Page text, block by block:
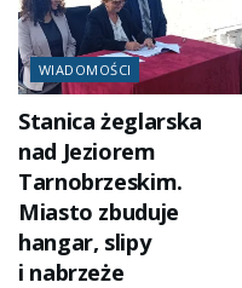
WIADOMOŚCI
Stanica żeglarska
nad Jeziorem
Tarnobrzeskim.
Miasto zbuduje
hangar, slipy
i nabrzeże